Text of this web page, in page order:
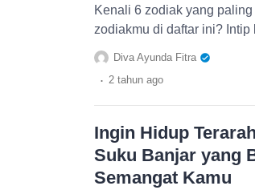
Kenali 6 zodiak yang
zodiakmu di daftar ini? Intip
Diva Ayunda Fitra
. 2 tahun ago
Ingin Hidup
Suku Banjar yang
Semangat Kamu